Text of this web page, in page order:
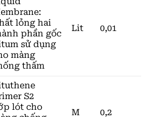
lỏng hai
phần gốc
sử dụng
màng
thấm
Lit 0,01
S2
lót cho
M 0,2